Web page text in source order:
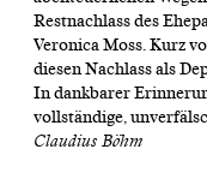
Restnachlass des
Veronica Moss. Kurz
diesen Nachlass als
In dankbarer
vollständige,
Claudius Böhm